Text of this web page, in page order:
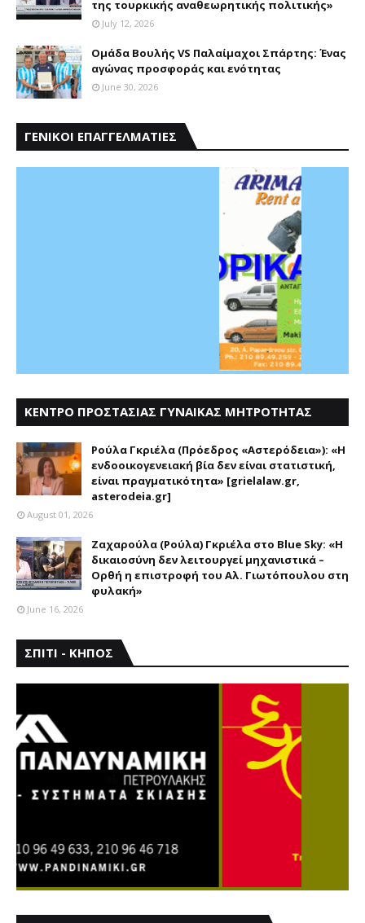
της τουρκικής αναθεωρητικής πολιτικής»
July 12, 2026
Ομάδα Βουλής VS Παλαίμαχοι Σπάρτης: Ένας
αγώνας προσφοράς και ενότητας
June 30, 2026
ΓΕΝΙΚΟΙ ΕΠΑΓΓΕΛΜΑΤΙΕΣ
ΚΕΝΤΡΟ ΠΡΟΣΤΑΣΙΑΣ ΓΥΝΑΙΚΑΣ ΜΗΤΡΟΤΗΤΑΣ
Ρούλα Γκριέλα (Πρόεδρος «Αστερόδεια»): «Η
ενδοοικογενειακή βία δεν είναι στατιστική,
είναι πραγματικότητα» [grielalaw.gr,
asterodeia.gr]
August 01, 2026
Ζαχαρούλα (Ρούλα) Γκριέλα στο Blue Sky: «Η
δικαιοσύνη δεν λειτουργεί μηχανιστικά –
Ορθή η επιστροφή του Αλ. Γιωτόπουλου στη
φυλακή»
June 16, 2026
ΣΠΙΤΙ - ΚΗΠΟΣ